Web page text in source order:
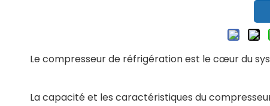
Le compresseur de réfrigération est le cœur du
La capacité et les caractéristiques du